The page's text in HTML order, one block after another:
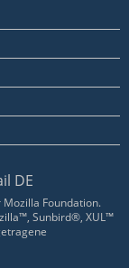
DE
Foundation.
Sunbird®, XUL™